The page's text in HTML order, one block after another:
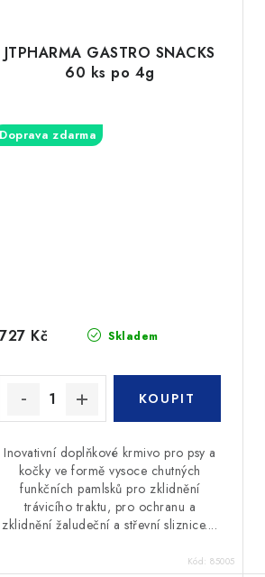
JTPHARMA GASTRO SNACKS
60 ks po 4g
Doprava zdarma
Skladem
727 Kč
Inovativní doplňkové krmivo pro psy a
kočky ve formě vysoce chutných
funkčních pamlsků pro zklidnění
trávicího traktu, pro ochranu a
zklidnění žaludeční a střevní sliznice....
Kód: 85005